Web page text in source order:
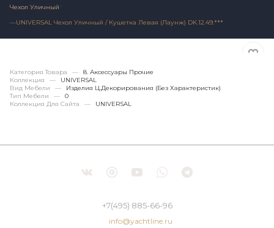
Чехол Уличный
—UNIVERSAL Чехол Уличный / Кушетка Левая (лаунж) DK.12.49.***
Категория Товара —
8. Аксессуары Прочие
Коллекция
—
UNIVERSAL
Вид Мебели
—
Изделия Ц.Декорирования (без Характеристик)
Тип Мебели
—
0
Коллекция Для Сайта
— UNIVERSAL
+7(495) 885-66-96
info@yachtline.ru